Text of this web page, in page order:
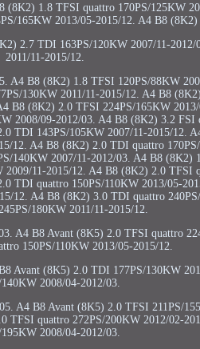
1.8 TFSI quattro 170PS/125KW
165KW 2013/05-2015/12. A4 B8 (8K2)
2.7 TDI 163PS/120KW 2007/11-
2011/11-2015/12.
A4 B8 (8K2) 1.8 TFSI 120PS/88KW
130KW 2011/11-2015/12. A4 B8
B8 (8K2) 2.0 TFSI 224PS/165KW
2008/09-2012/03. A4 B8 (8K2) 3.2 FSI
TDI 143PS/105KW 2007/11-2015/12.
12. A4 B8 (8K2) 2.0 TDI quattro
140KW 2007/11-2012/03. A4 B8 (8K2)
11-2015/12. A4 B8 (8K2) 2.0 TFSI
TDI quattro 150PS/110KW 2013/05-
12. A4 B8 (8K2) 3.0 TDI quattro
180KW 2011/11-2015/12.
A4 B8 Avant (8K5) 2.0 TFSI quattro
150PS/110KW 2013/05-2015/12.
Avant (8K5) 2.0 TDI 177PS/130KW
140KW 2008/04-2012/03.
A4 B8 Avant (8K5) 2.0 TFSI 211PS/
TFSI quattro 272PS/200KW 2012/02-
195KW 2008/04-2012/03.